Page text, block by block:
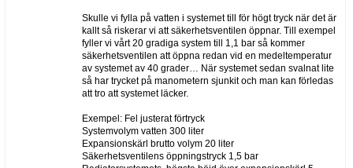
Skulle vi fylla på vatten i systemet till för högt tryck när det är
kallt så riskerar vi att säkerhetsventilen öppnar. Till exempel
fyller vi vårt 20 gradiga system till 1,1 bar så kommer
säkerhetsventilen att öppna redan vid en medeltemperatur
av systemet av 40 grader… När systemet sedan svalnat lite
så har trycket på manometern sjunkit och man kan förledas
att tro att systemet läcker.
Exempel: Fel justerat förtryck
Systemvolym vatten 300 liter
Expansionskärl brutto volym 20 liter
Säkerhetsventilens öppningstryck 1,5 bar